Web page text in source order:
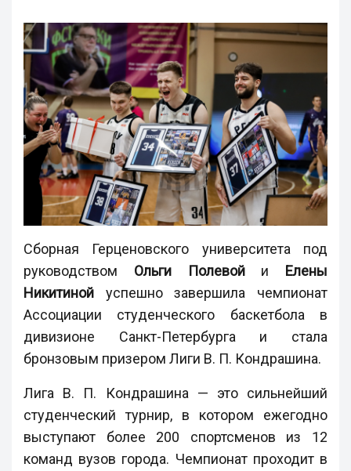
Сборная Герценовского университета под
руководством Ольги Полевойи Елены
Никитиной успешно завершила чемпионат
Ассоциации студенческого баскетбола в
дивизионе Санкт-Петербурга и стала
бронзовым призером Лиги В. П. Кондрашина.
Лига В. П. Кондрашина — это сильнейший
студенческий турнир, в котором ежегодно
выступают более 200 спортсменов из 12
команд вузов города. Чемпионат проходит в